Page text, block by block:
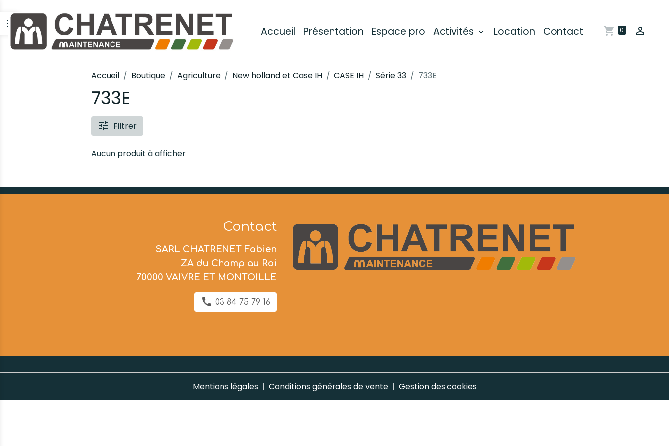
Accueil Présentation Espace pro Activités Location Contact 0
Accueil Boutique Agriculture New holland et Case IH CASE IH Série 33 733E
733E
Filtrer
Aucun produit à afficher
Contact
SARL CHATRENET Fabien
ZA du Champ au Roi
70000 VAIVRE ET MONTOILLE
03 84 75 79 16
Mentions légales Conditions générales de vente Gestion des cookies